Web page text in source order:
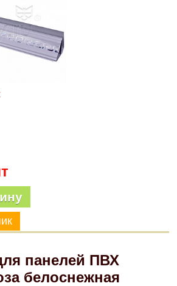
панелей ПВХ
белоснежная